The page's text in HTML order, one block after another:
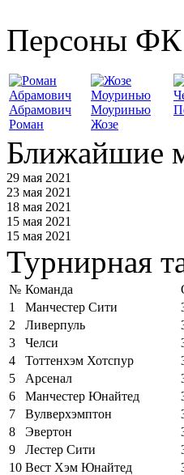
Персоны ФК
Абрамович
Роман
Моуринью
Жозе
Ближайшие
29 мая 2021
23 мая 2021
18 мая 2021
15 мая 2021
15 мая 2021
Турнирная
№ Команда
1
Манчестер Сити
2
Ливерпуль
3
Челси
4
Тоттенхэм Хотспур
5
Арсенал
6
Манчестер Юнайтед
7
Вулверхэмптон
8
Эвертон
9
Лестер Сити
10 Вест Хэм Юнайтед